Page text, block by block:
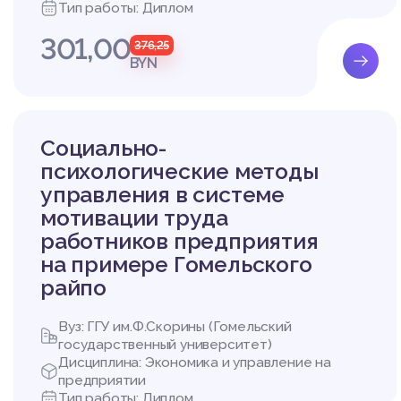
дажи, престижных
ических стимулов,
зработку
Организационно-
м, а только несут
ской деятельностью
1) оптовая торговля
2) розничная
Как и любая другая
Тип работы: Диплом
301,00 376,25
BYN
Социально-
психологические методы
управления в системе
мотивации труда
работников предприятия
на примере Гомельского
райпо
Вуз: ГГУ им.Ф.Скорины (Гомельский
государственный университет)
Дисциплина: Экономика и управление на
предприятии